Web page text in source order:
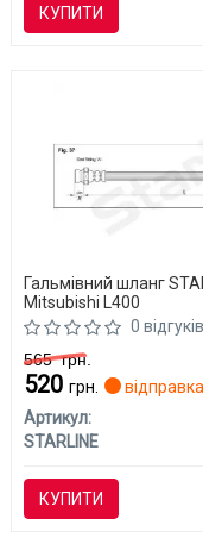
КУПИТИ
Гальмівний шланг
Mitsubishi L400
0 відгуків
565грн.
520 грн.
Артикул:
STARLINE
КУПИТИ